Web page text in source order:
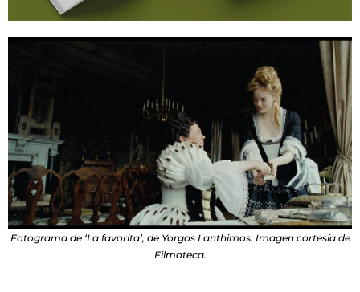
Fotograma de ‘La favorita’, de Yorgos Lanthimos. Imagen cortesía de
Filmoteca.